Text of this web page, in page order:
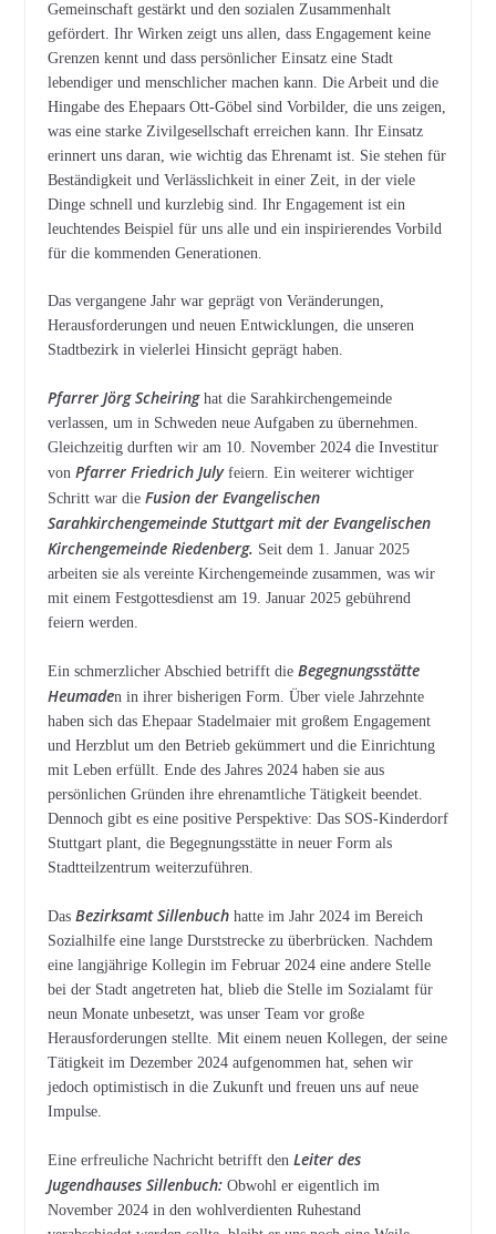
Gemeinschaft gestärkt und den sozialen Zusammenhalt
gefördert. Ihr Wirken zeigt uns allen, dass Engagement keine
Grenzen kennt und dass persönlicher Einsatz eine Stadt
lebendiger und menschlicher machen kann. Die Arbeit und die
Hingabe des Ehepaars Ott-Göbel sind Vorbilder, die uns zeigen,
was eine starke Zivilgesellschaft erreichen kann. Ihr Einsatz
erinnert uns daran, wie wichtig das Ehrenamt ist. Sie stehen für
Beständigkeit und Verlässlichkeit in einer Zeit, in der viele
Dinge schnell und kurzlebig sind. Ihr Engagement ist ein
leuchtendes Beispiel für uns alle und ein inspirierendes Vorbild
für die kommenden Generationen.
Das vergangene Jahr war geprägt von Veränderungen,
Herausforderungen und neuen Entwicklungen, die unseren
Stadtbezirk in vielerlei Hinsicht geprägt haben.
Pfarrer Jörg Scheiringhat die Sarahkirchengemeinde
verlassen, um in Schweden neue Aufgaben zu übernehmen.
Gleichzeitig durften wir am 10. November 2024 die Investitur
von Pfarrer Friedrich Julyfeiern. Ein weiterer wichtiger
Schritt war die Fusion der Evangelischen
Sarahkirchengemeinde Stuttgart mit der Evangelischen
Kirchengemeinde Riedenberg. Seit dem 1. Januar 2025
arbeiten sie als vereinte Kirchengemeinde zusammen, was wir
mit einem Festgottesdienst am 19. Januar 2025 gebührend
feiern werden.
Ein schmerzlicher Abschied betrifft die Begegnungsstätte
Heumaden in ihrer bisherigen Form. Über viele Jahrzehnte
haben sich das Ehepaar Stadelmaier mit großem Engagement
und Herzblut um den Betrieb gekümmert und die Einrichtung
mit Leben erfüllt. Ende des Jahres 2024 haben sie aus
persönlichen Gründen ihre ehrenamtliche Tätigkeit beendet.
Dennoch gibt es eine positive Perspektive: Das SOS-Kinderdorf
Stuttgart plant, die Begegnungsstätte in neuer Form als
Stadtteilzentrum weiterzuführen.
Das Bezirksamt Sillenbuchhatte im Jahr 2024 im Bereich
Sozialhilfe eine lange Durststrecke zu überbrücken. Nachdem
eine langjährige Kollegin im Februar 2024 eine andere Stelle
bei der Stadt angetreten hat, blieb die Stelle im Sozialamt für
neun Monate unbesetzt, was unser Team vor große
Herausforderungen stellte. Mit einem neuen Kollegen, der seine
Tätigkeit im Dezember 2024 aufgenommen hat, sehen wir
jedoch optimistisch in die Zukunft und freuen uns auf neue
Impulse.
Eine erfreuliche Nachricht betrifft den Leiter des
Jugendhauses Sillenbuch:Obwohl er eigentlich im
November 2024 in den wohlverdienten Ruhestand